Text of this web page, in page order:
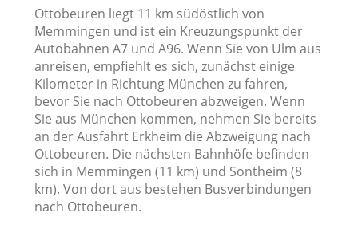
Ottobeuren liegt 11 km südöstlich von
Memmingen und ist ein Kreuzungspunkt der
Autobahnen A7 und A96. Wenn Sie von Ulm aus
anreisen, empfiehlt es sich, zunächst einige
Kilometer in Richtung München zu fahren,
bevor Sie nach Ottobeuren abzweigen. Wenn
Sie aus München kommen, nehmen Sie bereits
an der Ausfahrt Erkheim die Abzweigung nach
Ottobeuren. Die nächsten Bahnhöfe befinden
sich in Memmingen (11 km) und Sontheim (8
km). Von dort aus bestehen Busverbindungen
nach Ottobeuren.